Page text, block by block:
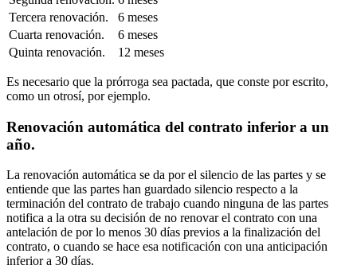
Tercera renovación.
6 meses
Cuarta renovación.
6 meses
Quinta renovación.
12 meses
Es necesario que la prórroga sea pactada, que conste por escrito,
como un otrosí, por ejemplo.
Renovación automática del contrato inferior a un
año.
La renovación automática se da por el silencio de las partes y se
entiende que las partes han guardado silencio respecto a la
terminación del contrato de trabajo cuando ninguna de las partes
notifica a la otra su decisión de no renovar el contrato con una
antelación de por lo menos 30 días previos a la finalización del
contrato, o cuando se hace esa notificación con una anticipación
inferior a 30 días.